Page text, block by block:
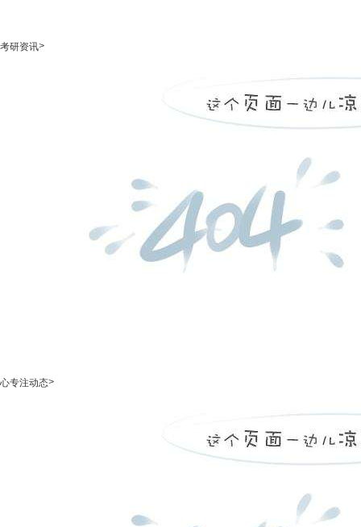
考研资讯>
心专注动态>